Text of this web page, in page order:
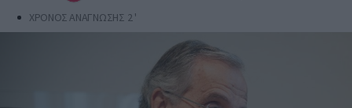
ΧΡΟΝΟΣ ΑΝΑΓΝΩΣΗΣ 2 '